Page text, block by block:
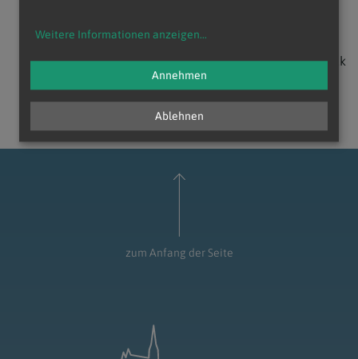
zurück
zum Anfang der Seite
Weitere Informationen anzeigen...
Ablehnen
Annehmen